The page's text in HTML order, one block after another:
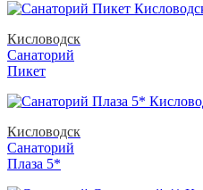
Кисловодск
Санаторий
Пикет
Кисловодск
Санаторий
Плаза 5*